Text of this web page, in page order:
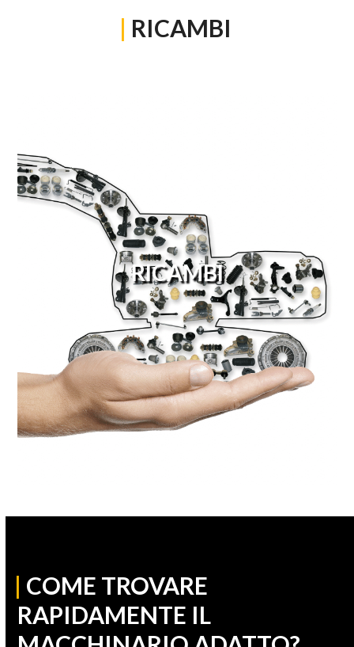
| RICAMBI
RICAMBI
| COME TROVARE
RAPIDAMENTE IL